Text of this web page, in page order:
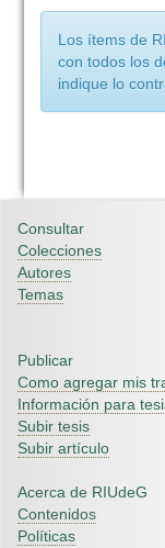
Los ítems de
con todos los
indique lo
Consultar
Colecciones
Autores
Temas
Publicar
Como agregar mis
Información para
Subir tesis
Subir artículo
Acerca de RIUdeG
Contenidos
Políticas